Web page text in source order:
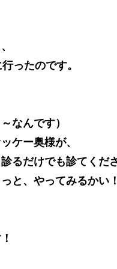
ったのです。
なんです）
ケー奥様が、
るだけでも診てくだ
と、やってみるかい